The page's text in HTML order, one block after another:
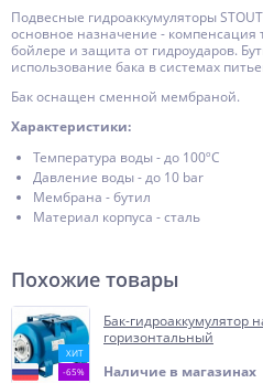
Подвесные гидроаккумуляторы
основное назначение -
бойлере и защита от гидроударов.
использование бака в системах
Бак оснащен сменной мембраной.
Характеристики:
Температура воды - до 100ºС
Давление воды - до 10 bar
Мембрана - бутил
Материал корпуса - сталь
Похожие товары
ХИТ
-65%
Бак-гидроаккумулятор
горизонтальный
Наличие в магазинах